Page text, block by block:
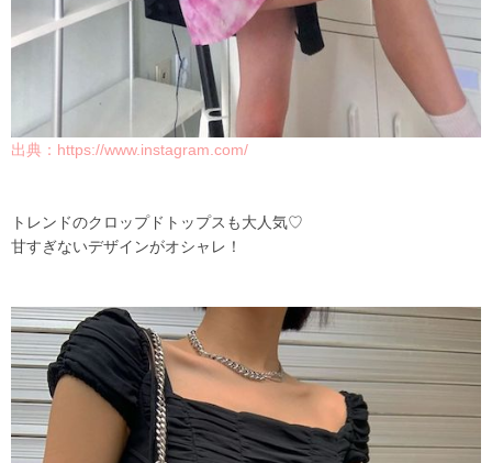
出典： https://www.instagram.com/
トレンドのクロップドトップスも大人気♡
甘すぎないデザインがオシャレ！